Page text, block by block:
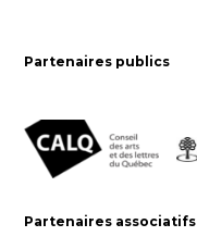
Partenaires publics
Partenaires associatifs